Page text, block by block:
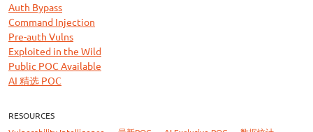
Auth Bypass
Command Injection
Pre-auth Vulns
Exploited in the Wild
Public POC Available
AI 精选 POC
RESOURCES